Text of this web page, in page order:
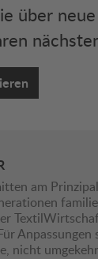
über
am
nicht